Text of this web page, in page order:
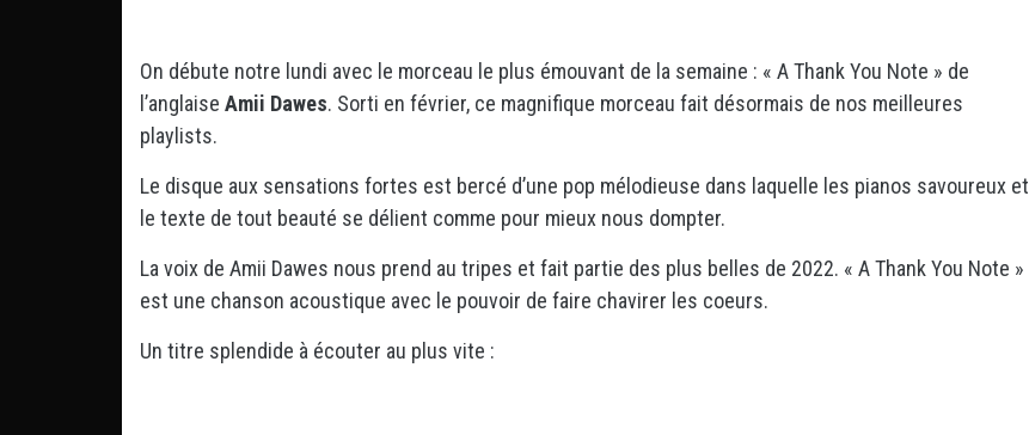
On débute notre lundi avec le morceau le plus émouvant de la semaine : « A Thank You Note » de
l’anglaise Amii Dawes. Sorti en février, ce magnifique morceau fait désormais de nos meilleures
playlists.
Le disque aux sensations fortes est bercé d’une pop mélodieuse dans laquelle les pianos savoureux et
le texte de tout beauté se délient comme pour mieux nous dompter.
La voix de Amii Dawes nous prend au tripes et fait partie des plus belles de 2022. « A Thank You Note »
est une chanson acoustique avec le pouvoir de faire chavirer les coeurs.
Un titre splendide à écouter au plus vite :